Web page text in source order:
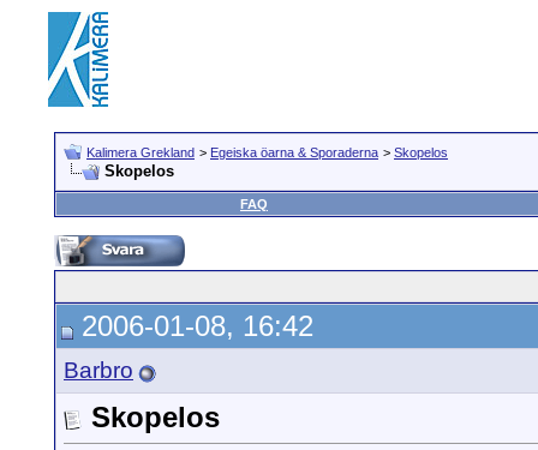
Kalimera Grekland > Egeiska öarna & Sporaderna > Skopelos
Skopelos
FAQ
2006-01-08, 16:42
Barbro
Skopelos